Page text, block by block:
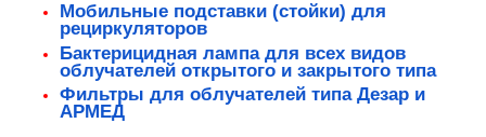
Мобильные подставки (стойки) для
рециркуляторов
Бактерицидная лампа для всех видов
облучателей открытого и закрытого типа
Фильтры для облучателей типа Дезар и
АРМЕД